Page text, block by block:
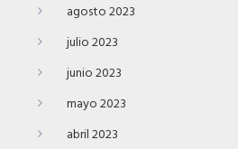
agosto 2023
julio 2023
junio 2023
mayo 2023
abril 2023